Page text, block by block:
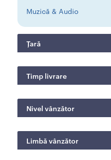
Muzică & Audio
Țară
Timp livrare
Nivel vânzător
Limbă vânzător